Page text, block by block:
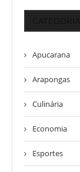
Apucarana
Arapongas
Culinária
Economia
Esportes